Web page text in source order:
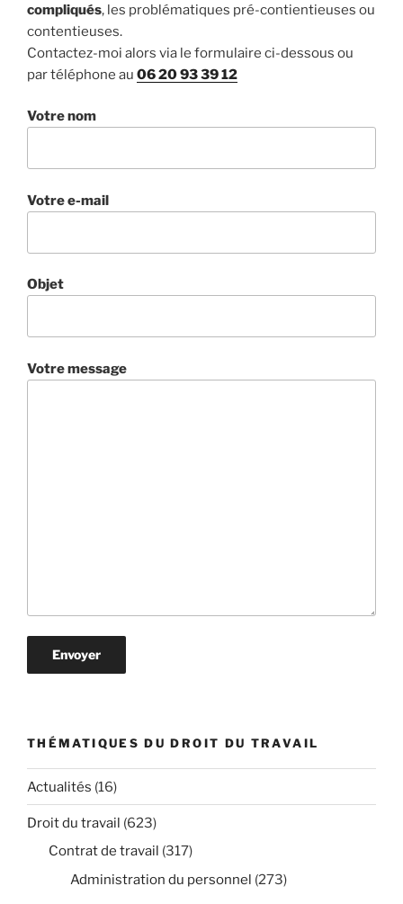
compliqués, les problématiques pré-contientieuses ou
contentieuses.
Contactez-moi alors via le formulaire ci-dessous ou
par téléphone au 06 20 93 39 12
Votre nom
Votre e-mail
Objet
Votre message
THÉMATIQUES DU DROIT DU TRAVAIL
Actualités (16)
Droit du travail (623)
Contrat de travail (317)
Administration du personnel (273)